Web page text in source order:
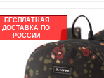
БЕСПЛАТНАЯ
ДОСТАВКА ПО
РОССИИ